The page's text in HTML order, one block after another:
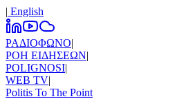
| Εnglish
ΡΑΔΙΟΦΩΝΟ|
ΡΟΗ ΕΙΔΗΣΕΩΝ|
POLIGNOSI|
WEB TV|
Politis To The Point